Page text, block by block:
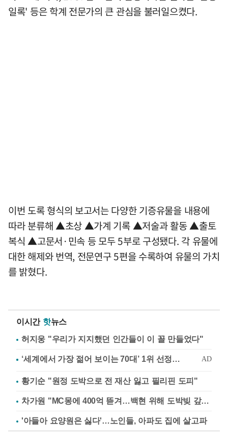
일록' 등은 학계 전문가의 큰 관심을 불러일으켰다.
이번 도록 형식의 보고서는 다양한 기증유물을 내용에
따라 분류해 ▲초상 ▲가계 기록 ▲저술과 활동 ▲출토
복식 ▲고문서·민속 등 모두 5부로 구성됐다. 각 유물에
대한 해제와 번역, 전문연구 5편을 수록하여 유물의 가치
를 밝혔다.
이시간 핫뉴스
허지웅 "우리가 지지했던 인간들이 이 꼴 만들었다"
황기순 "원정 도박으로 전 재산 잃고 필리핀 도피"
차가원 "MC몽에 400억 뜯겨…백현 위해 도박빚 갚아줘"
'아들아 요양원은 싫다'…노인들, 아파도 집에 살고파